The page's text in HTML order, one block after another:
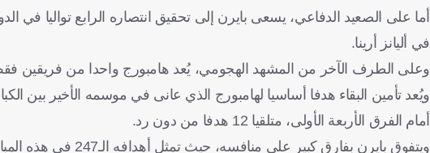
في أليانز أرينا.
وعلى الطرف الآخر من المشهد الهجومي، يُعد هامبورج واحدا من فريقين
ويُعد تأمين البقاء هدفا أساسيا لهامبورج الذي عانى في موسمه الأخير
أمام الفرق الأربعة الأولى، متلقيا 12 هدفا من دون رد.
ويتفوق بايرن بفارق